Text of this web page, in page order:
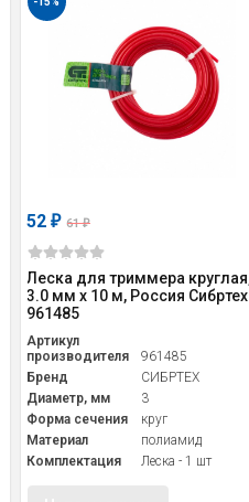
52₽ 61₽
Леска для триммера
3.0 мм х 10 м, Россия Сибртех
961485
Артикул
производителя
961485
Бренд
СИБРТЕХ
Диаметр, мм
3
Форма сечения
круг
Материал
полиамид
Комплектация
Леска - 1 шт